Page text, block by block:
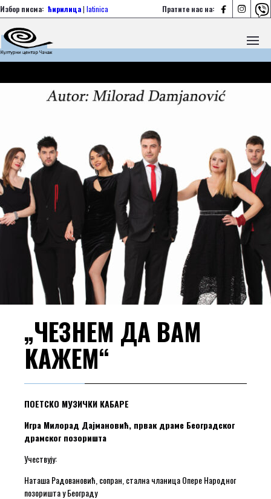
Пратите нас на:   
Избор писма: ћирилица| latinica
„ЧЕЗНЕМ ДА ВАМ
КАЖЕМ“
ПОЕТСКО МУЗИЧКИ КАБАРЕ
Игра Милорад Дајмановић, првак драме Београдског
драмског позоришта
Учествују:
Наташа Радовановић, сопран, стална чланица Опере Народног
позоришта у Београду